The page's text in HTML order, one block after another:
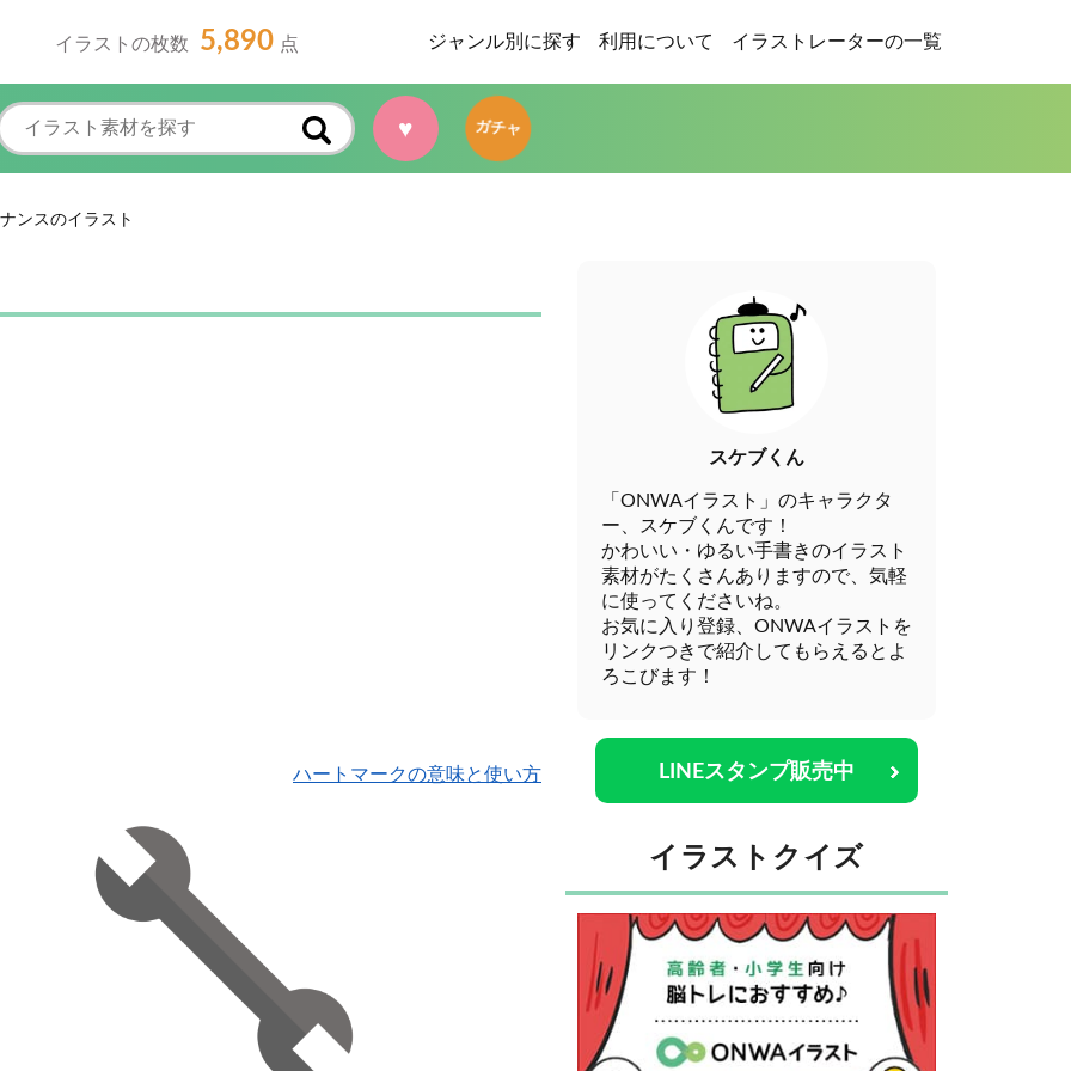
イラストの枚数 5,890 点 ジャンル別に探す 利用について イラストレーターの一覧
♥ ガチャ
ンスのイラスト
ハートマークの意味と使い方
スケブくん
「ONWAイラスト」のキャラクタ
ー、スケブくんです！
かわいい・ゆるい手書きのイラスト
素材がたくさんありますので、気軽
に使ってくださいね。
お気に入り登録、ONWAイラストを
リンクつきで紹介してもらえるとよ
ろこびます！
LINEスタンプ販売中
イラストクイズ